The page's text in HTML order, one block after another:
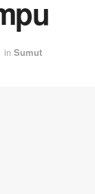
in Sumut